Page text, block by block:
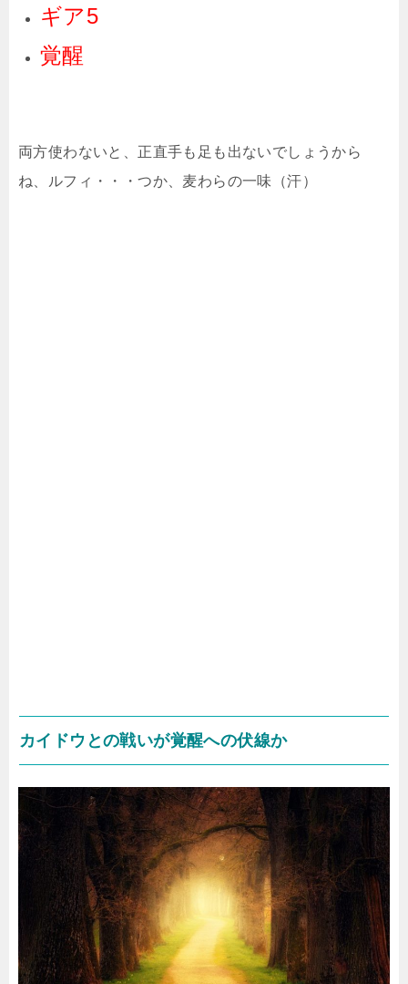
ギア5
覚醒
両方使わないと、正直手も足も出ないでしょうから
ね、ルフィ・・・つか、麦わらの一味（汗）
カイドウとの戦いが覚醒への伏線か